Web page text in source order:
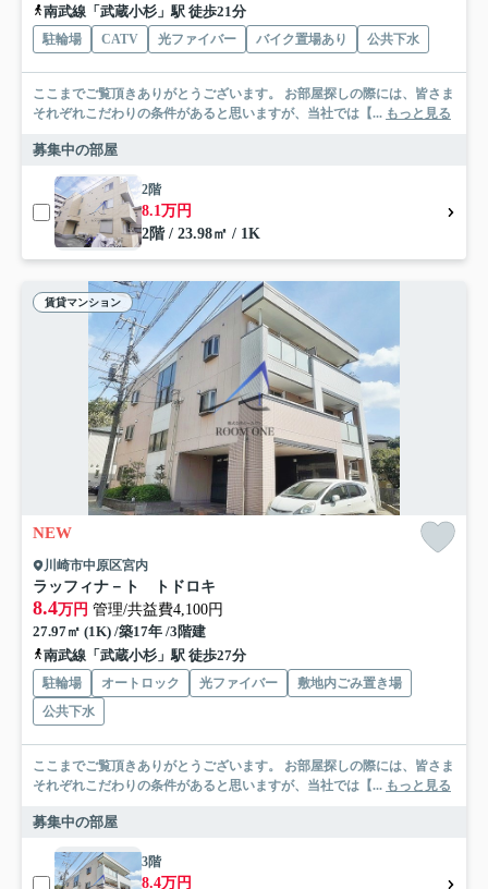
南武線「武蔵小杉」駅 徒歩21分
駐輪場 CATV 光ファイバー バイク置場あり 公共下水
ここまでご覧頂きありがとうございます。 お部屋探しの際には、皆さま
それぞれこだわりの条件があると思いますが、当社では【... もっと見る
募集中の部屋
2階
8.1万円
2階 / 23.98㎡ / 1K
賃貸マンション
NEW
川崎市中原区宮内
ラッフィナ－ト トドロキ
8.4万円 管理/共益費4,100円
27.97㎡ (1K) /築17年 /3階建
南武線「武蔵小杉」駅 徒歩27分
駐輪場 オートロック 光ファイバー
敷地内ごみ置き場
公共下水
ここまでご覧頂きありがとうございます。 お部屋探しの際には、皆さま
それぞれこだわりの条件があると思いますが、当社では【... もっと見る
募集中の部屋
3階
8.4万円